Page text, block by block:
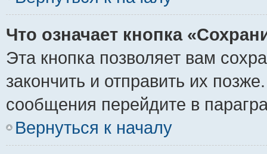
Что означает кнопка
Эта кнопка позволяет вам
закончить и отправить их
сообщения перейдите в
Вернуться к началу